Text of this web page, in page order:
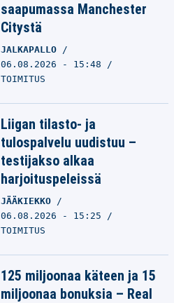
saapumassa Manchester
Citystä
JALKAPALLO
06.08.2026 - 15:48
TOIMITUS
Liigan tilasto- ja
tulospalvelu uudistuu –
testijakso alkaa
harjoituspeleissä
JÄÄKIEKKO
06.08.2026 - 15:25
TOIMITUS
125 miljoonaa käteen ja 15
miljoonaa bonuksia – Real